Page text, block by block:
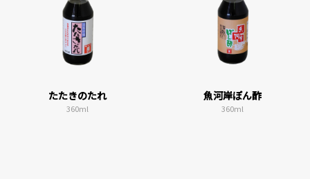
たたきのたれ
360ml
魚河岸ぽん酢
360ml